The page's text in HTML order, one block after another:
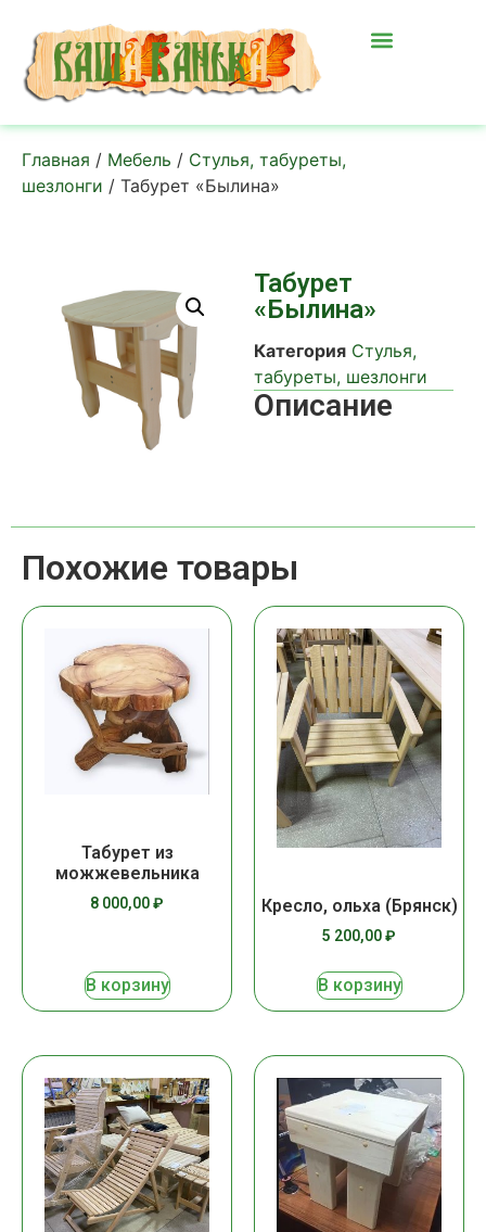
Главная / Мебель / Стулья, табуреты,
шезлонги / Табурет «Былина»
Табурет
«Былина»
Категория Стулья,
табуреты, шезлонги
Описание
Похожие товары
Табурет из
можжевельника
8 000,00₽
В корзину
Кресло, ольха (Брянск)
5 200,00₽
В корзину